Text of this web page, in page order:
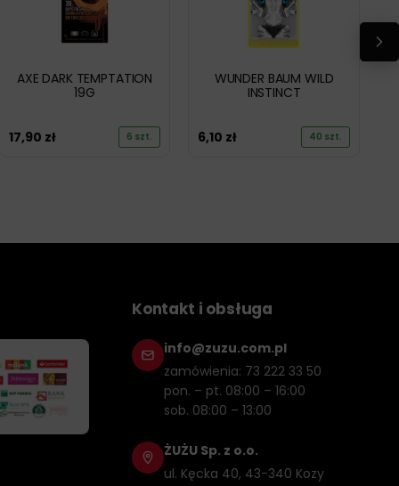
AXE DARK TEMPTATION
19G
17,90 zł 6 szt.
WUNDER BAUM WILD
INSTINCT
6,10 zł 40 szt.
Kontakt i obsługa
info@zuzu.com.pl
zamówienia: 73 222 33 50
pon. – pt. 08:00 – 16:00
sob. 08:00 – 13:00
ŻUŻU Sp. z o.o.
ul. Kęcka 40, 43-340 Kozy